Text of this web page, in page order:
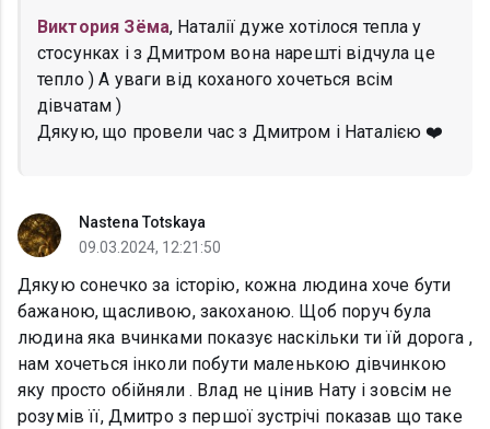
Виктория Зёма, Наталії дуже хотілося тепла у
стосунках і з Дмитром вона нарешті відчула це
тепло ) А уваги від коханого хочеться всім
дівчатам )
Дякую, що провели час з Дмитром і Наталією ❤️
Nastena Totskaya
09.03.2024, 12:21:50
Дякую сонечко за історію, кожна людина хоче бути
бажаною, щасливою, закоханою. Щоб поруч була
людина яка вчинками показує наскільки ти їй дорога ,
нам хочеться інколи побути маленькою дівчинкою
яку просто обійняли . Влад не цінив Нату і зовсім не
розумів її, Дмитро з першої зустрічі показав що таке